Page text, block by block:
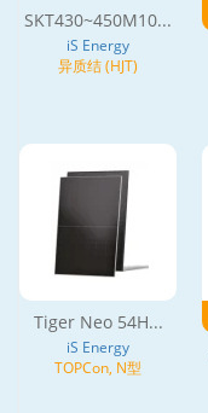
SKT430~450M10...
iS Energy
异质结 (HJT)
Tiger Neo 54H...
iS Energy
TOPCon, N型